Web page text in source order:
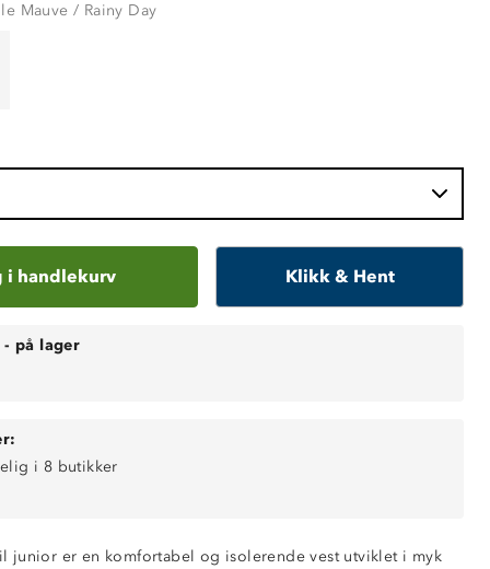
Mauve / Rainy Day
i handlekurv Klikk & Hent
- på lager
i 8 butikker
junior er en komfortabel og isolerende vest utviklet i myk